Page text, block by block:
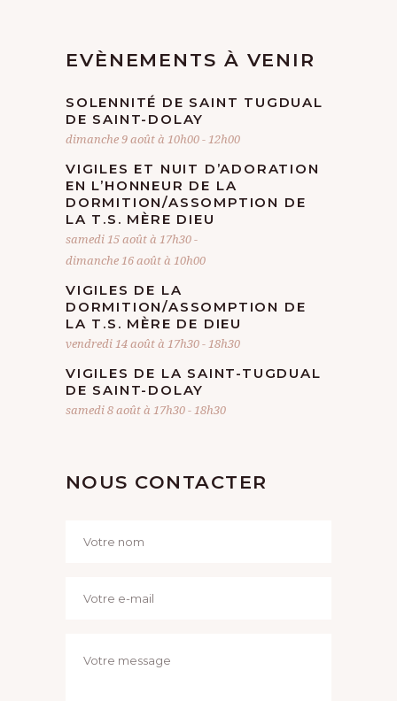
EVÈNEMENTS À VENIR
SOLENNITÉ DE SAINT TUGDUAL
DE SAINT-DOLAY
dimanche 9 août à 10h00-12h00
VIGILES ET NUIT D’ADORATION
EN L’HONNEUR DE LA
DORMITION/ASSOMPTION DE
LA T.S. MÈRE DIEU
samedi 15 août à 17h30-
dimanche 16 août à 10h00
VIGILES DE LA
DORMITION/ASSOMPTION DE
LA T.S. MÈRE DE DIEU
vendredi 14 août à 17h30-18h30
VIGILES DE LA SAINT-TUGDUAL
DE SAINT-DOLAY
samedi 8 août à 17h30-18h30
NOUS CONTACTER